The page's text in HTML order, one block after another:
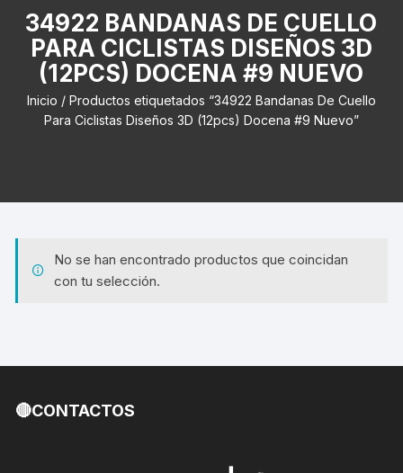
34922 BANDANAS DE CUELLO
PARA CICLISTAS DISEÑOS 3D
(12PCS) DOCENA #9 NUEVO
Inicio / Productos etiquetados “34922 Bandanas De Cuello
Para Ciclistas Diseños 3D (12pcs) Docena #9 Nuevo”
No se han encontrado productos que coincidan
con tu selección.
🔴CONTACTOS